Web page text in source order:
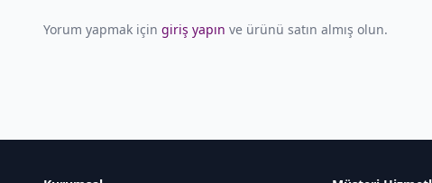
Yorum yapmak için giriş yapın ve ürünü satın almış olun.